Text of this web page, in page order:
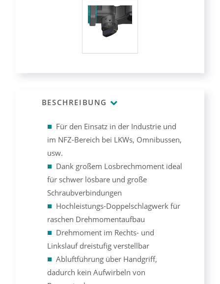
BESCHREIBUNG
Für den Einsatz in der Industrie und
im NFZ-Bereich bei LKWs, Omnibussen,
usw.
Dank großem Losbrechmoment ideal
für schwer lösbare und große
Schraubverbindungen
Hochleistungs-Doppelschlagwerk für
raschen Drehmomentaufbau
Drehmoment im Rechts- und
Linkslauf dreistufig verstellbar
Abluftführung über Handgriff,
dadurch kein Aufwirbeln von